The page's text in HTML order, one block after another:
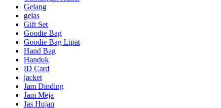
Gelang
gelas
Gift Set
Goodie Bag
Goodie Bag Lipat
Hand Bag
Handuk
ID Card
jacket
Jam Dinding
Jam Meja
Jas Hujan